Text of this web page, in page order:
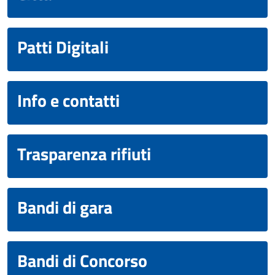
Patti Digitali
Info e contatti
Trasparenza rifiuti
Bandi di gara
Bandi di Concorso